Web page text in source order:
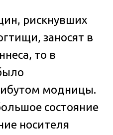
рискнувших
заносят в
то в
модницы.
состояние
носителя